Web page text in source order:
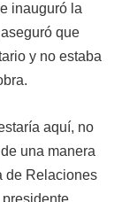
inauguró la
que
y no estaba
aquí, no
una manera
de Relaciones